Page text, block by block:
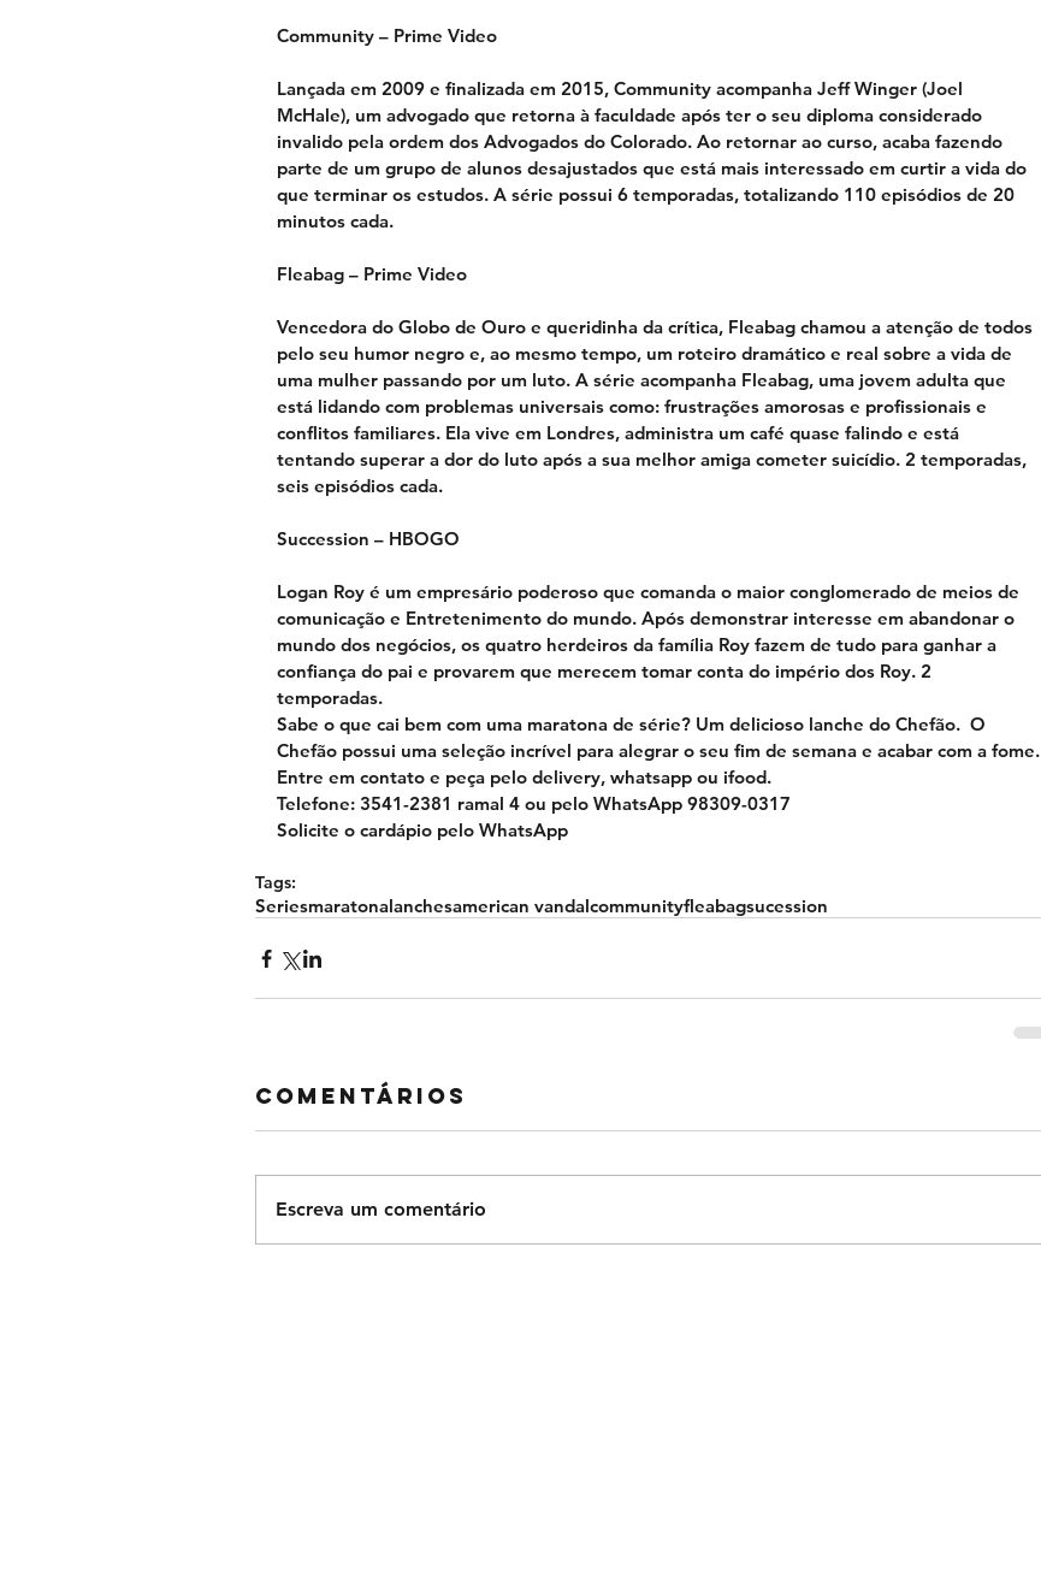
Community – Prime Video
Lançada em 2009 e finalizada em 2015, Community acompanha Jeff Winger (Joel
McHale), um advogado que retorna à faculdade após ter o seu diploma considerado
invalido pela ordem dos Advogados do Colorado. Ao retornar ao curso, acaba fazendo
parte de um grupo de alunos desajustados que está mais interessado em curtir a vida do
que terminar os estudos. A série possui 6 temporadas, totalizando 110 episódios de 20
minutos cada.
Fleabag – Prime Video
Vencedora do Globo de Ouro e queridinha da crítica, Fleabag chamou a atenção de todos
pelo seu humor negro e, ao mesmo tempo, um roteiro dramático e real sobre a vida de
uma mulher passando por um luto. A série acompanha Fleabag, uma jovem adulta que
está lidando com problemas universais como: frustrações amorosas e profissionais e
conflitos familiares. Ela vive em Londres, administra um café quase falindo e está
tentando superar a dor do luto após a sua melhor amiga cometer suicídio. 2 temporadas,
seis episódios cada.
Succession – HBOGO
Logan Roy é um empresário poderoso que comanda o maior conglomerado de meios de
comunicação e Entretenimento do mundo. Após demonstrar interesse em abandonar o
mundo dos negócios, os quatro herdeiros da família Roy fazem de tudo para ganhar a
confiança do pai e provarem que merecem tomar conta do império dos Roy. 2
temporadas.
Sabe o que cai bem com uma maratona de série? Um delicioso lanche do Chefão.  O
Chefão possui uma seleção incrível para alegrar o seu fim de semana e acabar com a fome.
Entre em contato e peça pelo delivery, whatsapp ou ifood.
Telefone: 3541-2381 ramal 4 ou pelo WhatsApp 98309-0317
Solicite o cardápio pelo WhatsApp
Tags:
Seriesmaratonalanchesamerican vandalcommunityfleabagsucession
Comentários
Escreva um comentário